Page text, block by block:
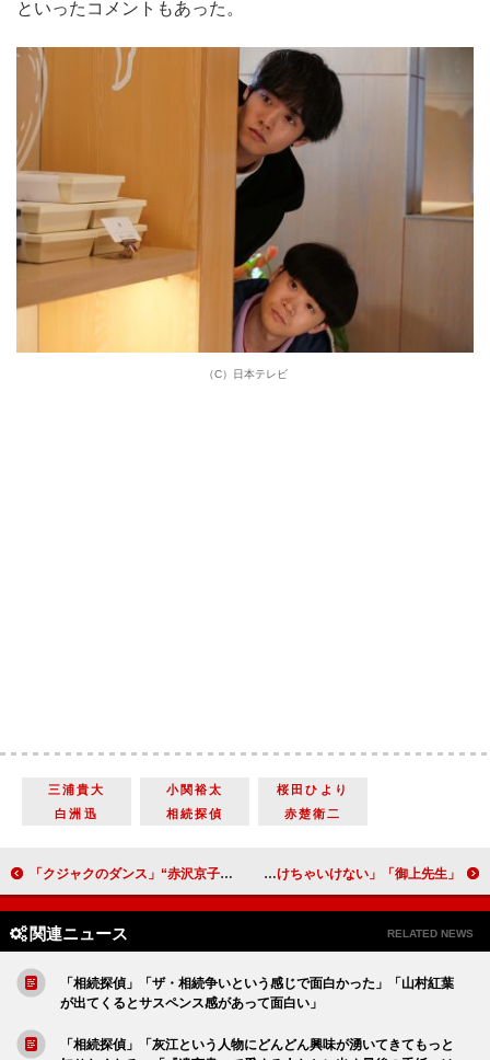
といったコメントもあった。
（C）日本テレビ
三浦貴大 小関裕太
桜田ひより
白洲迅
相続探偵 赤楚衛二
「クジャクのダンス」“赤沢京子”西田尚美を怪しむ声が続々 「あの水は何なんだ」「お守りはGPSか盗聴器」 「御上先生」「重たいけれど目を背けちゃいけない」「御上先生は生徒たちから愛されていると感じた」
関連ニュース RELATED NEWS
「相続探偵」「ザ・相続争いという感じで面白かった」「山村紅葉
が出てくるとサスペンス感があって面白い」
「相続探偵」「灰江という人物にどんどん興味が湧いてきてもっと